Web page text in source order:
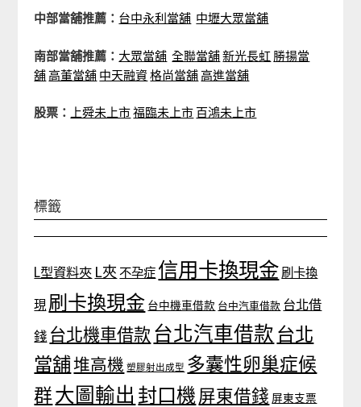
中部當舖推薦： 台中永利當舖 中壢大眾當舖
南部當舖推薦： 大眾當舖 全聯當舖新光長虹 勝揚當
舖高董當舖 中天融資格尚當舖高進當舖
股票： 上舜未上市福臨未上市 百鴻未上市
標籤
L型資料夾 L夾 不孕症 信用卡換現金 刷卡換
現 刷卡換現金 台中機車借款 台中汽車借款 台北借
錢 台北機車借款 台北汽車借款 台北
當舖堆高機 塑膠射出成型 多囊性卵巢症候
群大圖輸出 封口機 屏東借錢 屏東支票